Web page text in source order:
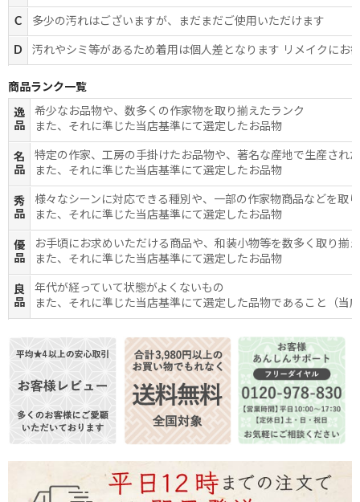
C 多少の汚れはございますが、まだまだご使用いただけます
D 汚れやシミ等があるため着用は個人差となります リメイクにお
商品ランク一覧
逸
品
希少なお品物や、数多くの作家物を取り揃えたランク
また、それに準じた当店基準にて選定したお品物
名
品
特定の作家、工房の手掛けたお品物や、著名な産地で生産され
また、それに準じた当店基準にて選定したお品物
秀
品
様々なシーンに対応できる種別や、一部の作家物商品などを取
また、それに準じた当店基準にて選定したお品物
優
品
お手頃にお求めいただける商品や、和装小物等を数多く取り揃
また、それに準じた当店基準にて選定したお品物
良
品
年代が経っていて状態がよくないもの
また、それに準じた当店基準にて選定した品物であること（当